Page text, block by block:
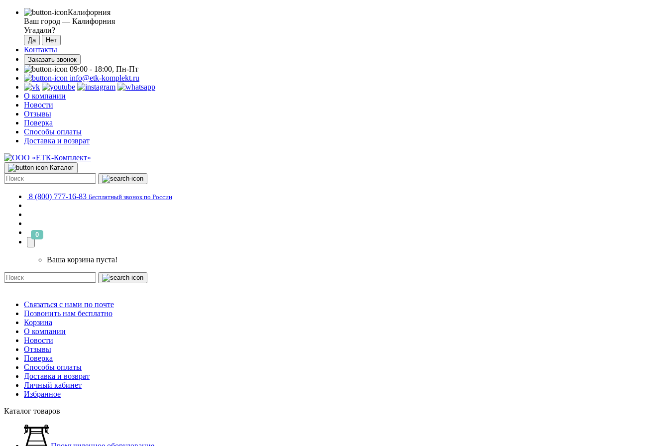
Калифорния
Ваш город — Калифорния
Угадали?
Контакты
Заказать звонок
09:00 - 18:00, Пн-Пт
info@etk-komplekt.ru
О компании
Новости
Отзывы
Поверка
Способы оплаты
Доставка и возврат
Каталог
8 (800) 777-16-83 Бесплатный звонок по России
0
Ваша корзина пуста!
Связаться с нами по почте
Позвонить нам бесплатно
Корзина
О компании
Новости
Отзывы
Поверка
Способы оплаты
Доставка и возврат
Личный кабинет
Избранное
Каталог товаров